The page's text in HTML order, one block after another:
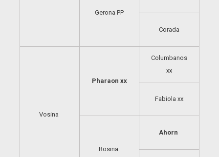
Gerona PP
Corada
Vosina
Pharaon xx
Columbanos
xx
Fabiola xx
Rosina
Ahorn